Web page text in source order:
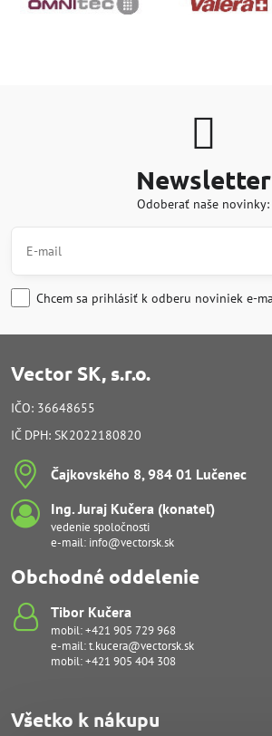
Newsletter
Odoberať naše novinky:
Chcem sa prihlásiť k odberu noviniek e-
Vector SK, s.r.o.
IČO: 36648655
IČ DPH: SK2022180820
Čajkovského 8, 984 01 Lučenec
Ing​. Juraj Kučera (konateľ)
vedenie spoločnosti
e-mail: info@vectorsk.sk
Obchodné oddelenie
Tibor Kučera
mobil:+421 905 729 968
e-mail:t.kucera@vectorsk.sk
mobil:+421 905 404 308
Všetko k nákupu